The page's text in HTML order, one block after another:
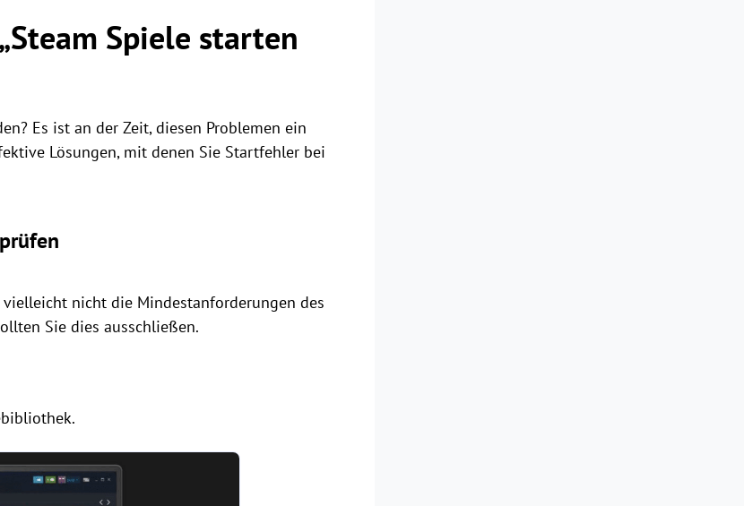
Spiele starten
Es ist an der Zeit, diesen Problemen ein
Lösungen, mit denen Sie Startfehler bei
nicht die Mindestanforderungen des
Sie dies ausschließen.